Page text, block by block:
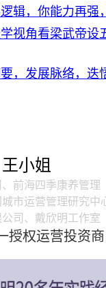
辑，你能力再强
视角看梁武帝设
，发展脉络，
王小姐
前海四季康养管
市运营管理研究
公司、戴欣明工
授权运营投资